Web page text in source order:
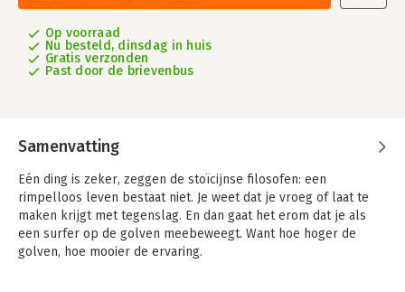
Op voorraad
Nu besteld, dinsdag in huis
Gratis verzonden
Past door de brievenbus
Samenvatting
Eén ding is zeker, zeggen de stoïcijnse filosofen: een
rimpelloos leven bestaat niet. Je weet dat je vroeg of laat te
maken krijgt met tegenslag. En dan gaat het erom dat je als
een surfer op de golven meebeweegt. Want hoe hoger de
golven, hoe mooier de ervaring.